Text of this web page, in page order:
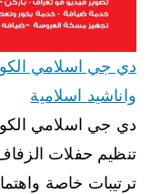
واناشيد اسلامية
دي جي اسلامي
تنظيم حفلات
ترتيبات خاصة